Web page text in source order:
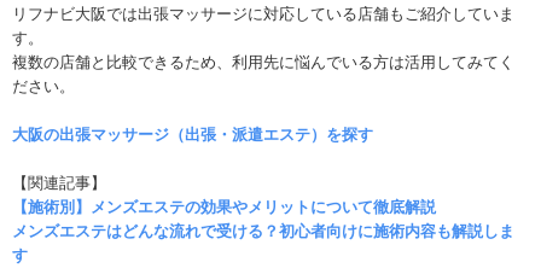
リフナビ大阪では出張マッサージに対応している店舗もご紹介していま
す。
複数の店舗と比較できるため、利用先に悩んでいる方は活用してみてく
ださい。
大阪の出張マッサージ（出張・派遣エステ）を探す
【関連記事】
【施術別】メンズエステの効果やメリットについて徹底解説
メンズエステはどんな流れで受ける？初心者向けに施術内容も解説しま
す